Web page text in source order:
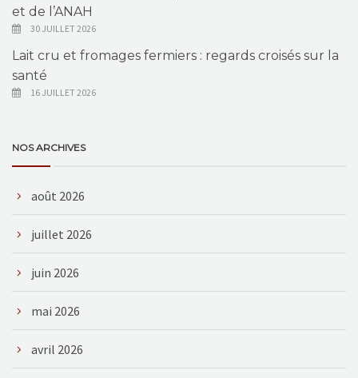
et de l’ANAH
30 JUILLET 2026
Lait cru et fromages fermiers : regards croisés sur la
santé
16 JUILLET 2026
NOS ARCHIVES
août 2026
juillet 2026
juin 2026
mai 2026
avril 2026